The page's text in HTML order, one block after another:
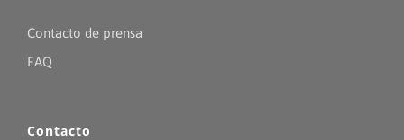
Contacto de prensa
FAQ
Contacto